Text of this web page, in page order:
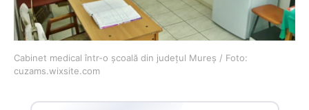
Cabinet medical într-o școală din județul Mureș / Foto:
cuzams.wixsite.com